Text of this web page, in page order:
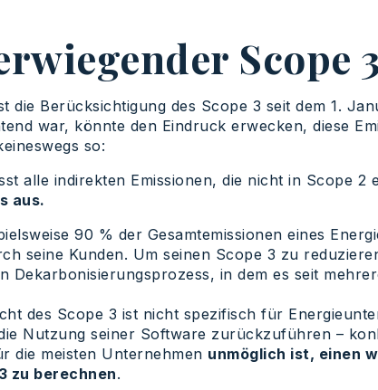
Scope
die Berücksichtigung des Scope 3 seit dem 1.
war, könnte den Eindruck erwecken, diese
so:
alle indirekten Emissionen, die nicht in Scope 2
aus.
90 % der Gesamtemissionen eines
seine Kunden. Um seinen Scope 3 zu
Dekarbonisierungsprozess, in dem es seit
des Scope 3 ist nicht spezifisch für
Nutzung seiner Software zurückzuführen –
die meisten Unternehmen unmöglich ist, einen
zu berechnen.